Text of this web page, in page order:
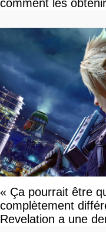
comment les obtenir
« Ça pourrait être
complètement
Revelation a une